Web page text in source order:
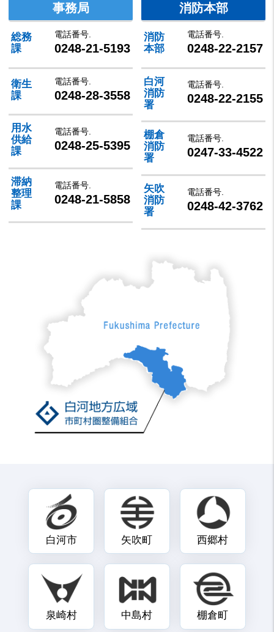
事務局
総務
課
電話番号.
0248-21-5193
衛生
課
電話番号.
0248-28-3558
用水
供給
課
電話番号.
0248-25-5395
滞納
整理
課
電話番号.
0248-21-5858
消防本部
消防
本部
電話番号.
0248-22-2157
白河
消防
署
電話番号.
0248-22-2155
棚倉
消防
署
電話番号.
0247-33-4522
矢吹
消防
署
電話番号.
0248-42-3762
白河市 矢吹町 西郷村
泉崎村 中島村 棚倉町